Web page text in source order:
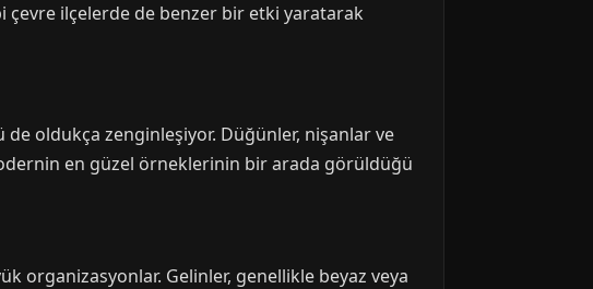
çevre ilçelerde de benzer bir etki yaratarak
de oldukça zenginleşiyor. Düğünler, nişanlar ve
en güzel örneklerinin bir arada görüldüğü
organizasyonlar. Gelinler, genellikle beyaz veya